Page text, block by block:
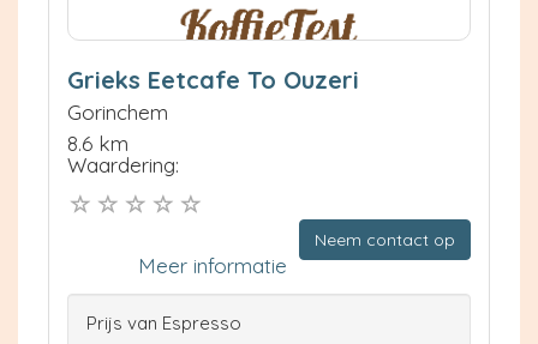
Grieks Eetcafe To Ouzeri
Gorinchem
8.6 km
Waardering:
Neem contact op
Meer informatie
Prijs van Espresso